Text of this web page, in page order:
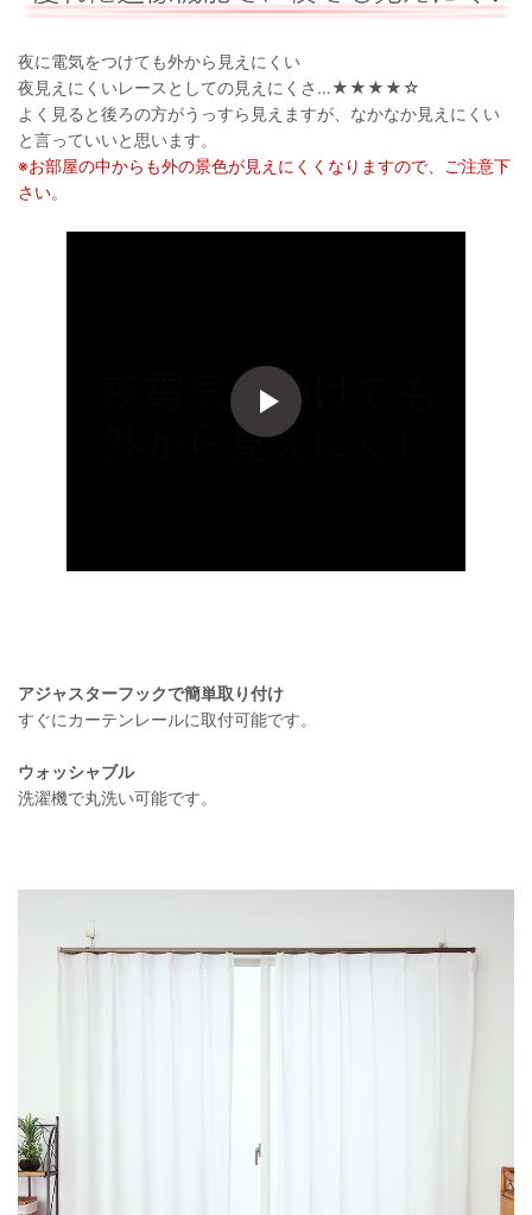
夜に電気をつけても外から見えにくい
夜見えにくいレースとしての見えにくさ…★★★★☆
よく見ると後ろの方がうっすら見えますが、なかなか見えにくい
と言っていいと思います。
※お部屋の中からも外の景色が見えにくくなりますので、ご注意下
さい。
アジャスターフックで簡単取り付け
すぐにカーテンレールに取付可能です。
ウォッシャブル
洗濯機で丸洗い可能です。